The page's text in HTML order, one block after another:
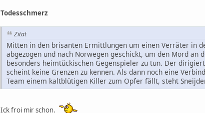
Todesschmerz
Zitat
Mitten in den brisanten Ermittlungen um einen Verräter in
abgezogen und nach Norwegen geschickt, um den Mord
besonders heimtückischen Gegenspieler zu tun. Der
scheint keine Grenzen zu kennen. Als dann noch eine
Team einem kaltblütigen Killer zum Opfer fällt, steht
Ick froi mir schon.